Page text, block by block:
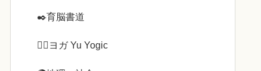
✒️育脳書道
🧘‍♀️ヨガ Yu Yogic